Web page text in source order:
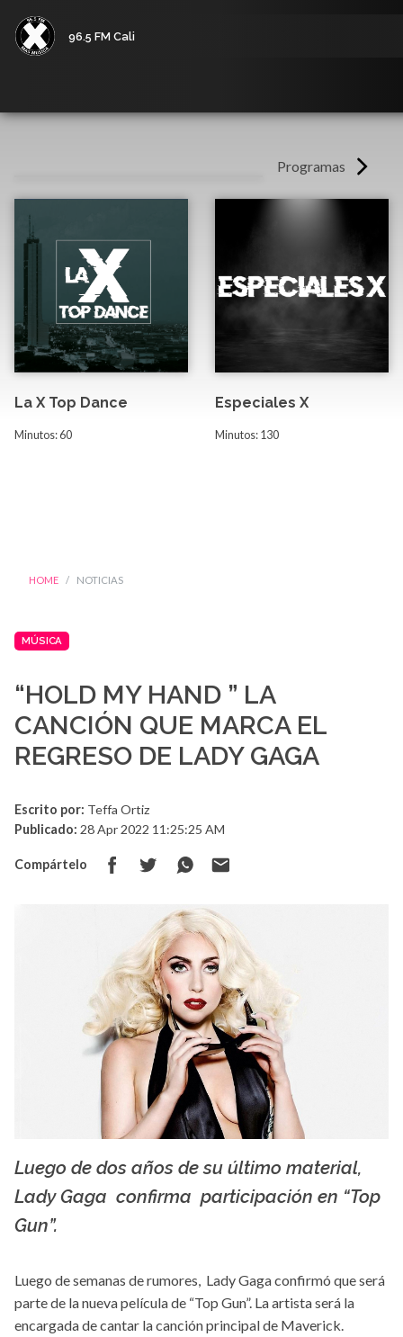
96.5 FM Cali
Programas
La X Top Dance
Minutos: 60
Especiales X
Minutos: 130
HOME NOTICIAS
MÚSICA
“HOLD MY HAND ” LA
CANCIÓN QUE MARCA EL
REGRESO DE LADY GAGA
Escrito por: Teffa Ortiz
Publicado: 28 Apr 2022 11:25:25 AM
Compártelo
La X mas música
Luego de dos años de su último material,
Lady Gaga confirma participación en “Top
Gun”.
Luego de semanas de rumores, Lady Gaga confirmó que será
parte de la nueva película de “Top Gun”. La artista será la
encargada de cantar la canción principal de Maverick.